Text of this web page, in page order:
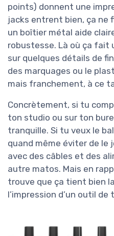
points) donnent une
jacks entrent bien, ça ne
un boîtier métal aide
robustesse. Là où ça fait
sur quelques détails de
des marquages ou le
mais franchement, à ce
Concrètement, si tu
ton studio ou sur ton
tranquille. Si tu veux le
quand même éviter de le
avec des câbles et des
autre matos. Mais en
trouve que ça tient bien
l’impression d’un outil de